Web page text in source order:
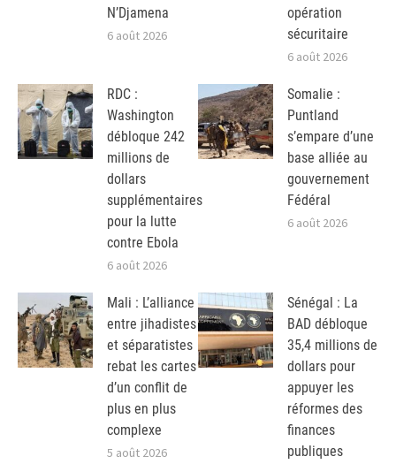
N’Djamena
6 août 2026
opération
sécuritaire
6 août 2026
RDC :
Washington
débloque 242
millions de
dollars
supplémentaires
pour la lutte
contre Ebola
6 août 2026
Somalie :
Puntland
s’empare d’une
base alliée au
gouvernement
Fédéral
6 août 2026
Mali : L’alliance
entre jihadistes
et séparatistes
rebat les cartes
d’un conflit de
plus en plus
complexe
5 août 2026
Sénégal : La
BAD débloque
35,4 millions de
dollars pour
appuyer les
réformes des
finances
publiques